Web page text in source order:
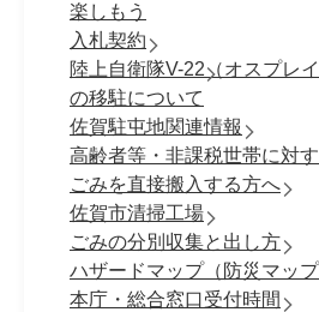
楽しもう
入札契約
陸上自衛隊V-22（オスプレ
の移駐について
佐賀駐屯地関連情報
高齢者等・非課税世帯に対
ごみを直接搬入する方へ
佐賀市清掃工場
ごみの分別収集と出し方
ハザードマップ（防災マップ
本庁・総合窓口受付時間